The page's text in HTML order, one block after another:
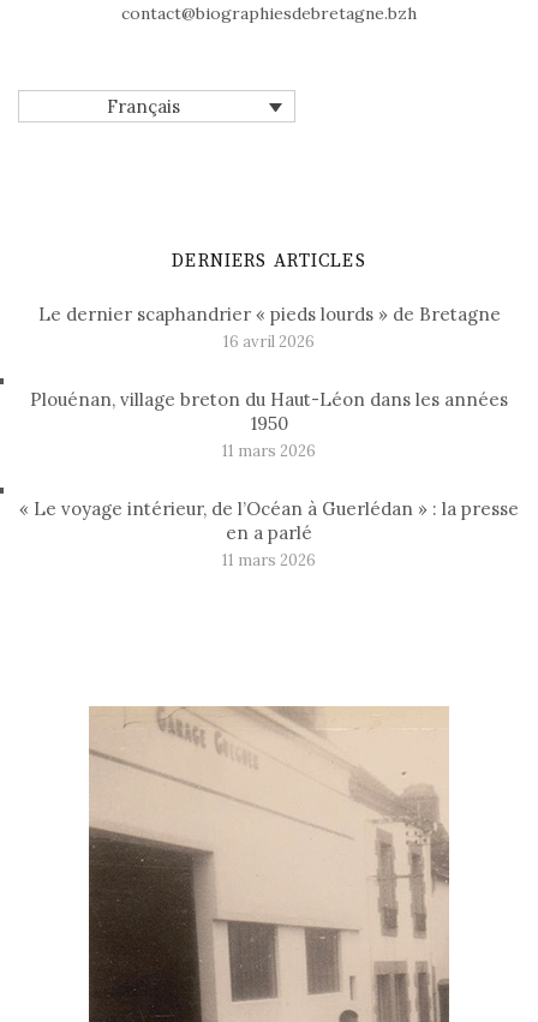
contact@biographiesdebretagne.bzh
Français
DERNIERS ARTICLES
Le dernier scaphandrier « pieds lourds » de Bretagne
16 avril 2026
Plouénan, village breton du Haut-Léon dans les années
1950
11 mars 2026
« Le voyage intérieur, de l’Océan à Guerlédan » : la presse
en a parlé
11 mars 2026